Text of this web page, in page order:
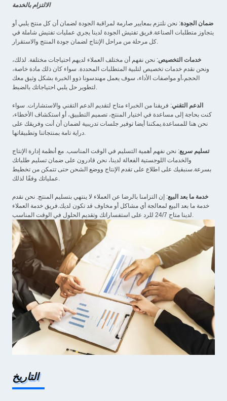
الالتزام بالخدمة
ضمان الجودة: نحن نلتزم بمعايير صارمة لمراقبة الجودة لضمان أن كل منتج يلبي أو
يتجاوز متطلبات الصناعة.فريق تفتيش الجودة لدينا يجري عمليات تفتيش شاملة في
كل مرحلة من مراحل الإنتاج لضمان جودة المنتج والاستقرار.
خدمات التخصيص: نحن نفهم أن مختلف العملاء لديهم احتياجات مختلفة. لذلك،
ونحن نقدم خدمات تخصيص لتلبية المتطلبات المحددة. سواء كان ذلك مادة خاصة،
الحجم،أو مواصفات الأداء، سوف يعمل مهندسونا ذوو الخبرة بشكل وثيق معك
لتطوير حل يلبي احتياجاتك بالضبط.
الدعم التقني: فريقنا من الخبراء متاح لتقديم الدعم التقني والاستشارات. سواء
كنت بحاجة إلى مساعدة في اختيار المنتج، تصميم التطبيق، أو استكشاف الأخطاء،
نحن هنا للمساعدة.يمكننا أيضا توفير جلسات تدريبية لضمان أن أنت وفريقك على
دراية تامة بمنتجاتنا وتطبيقاتها.
تسليم سريع: نحن نفهم أهمية التسليم في الوقت المناسب. مع أنظمة إدارة الإنتاج
والخدمات اللوجستية الفعالة لدينا، نحن قادرون على ضمان تسليم طلباتك
بسرعة.سنبقيك على اطلاع على تقدم الإنتاج ووضع الشحن حتى تتمكن من تخطيط
عملياتك وفقًا لذلك.
خدمة ما بعد البيع: إن التزامنا بالرضا عن العملاء لا ينتهي بتسليم المنتج. نحن نقدم
خدمة ما بعد البيع لمعالجة أي مشاكل أو مخاوف قد تكون لديك.فريق خدمة العملاء
لدينا متاح 24/7 للرد على استفساراتك وتقديم الحلول في الوقت المناسب.
التاريخ